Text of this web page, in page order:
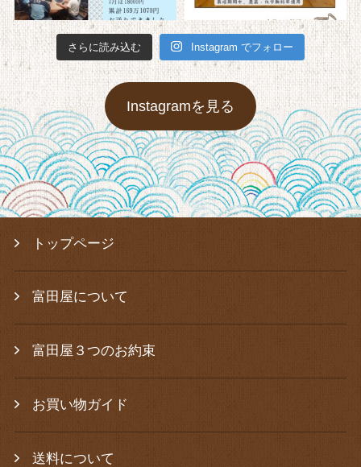
さらに読み込む Instagram でフォロー
Instagramを見る
トップページ
富田屋について
富田屋３つのお約束
お買い物ガイド
送料について